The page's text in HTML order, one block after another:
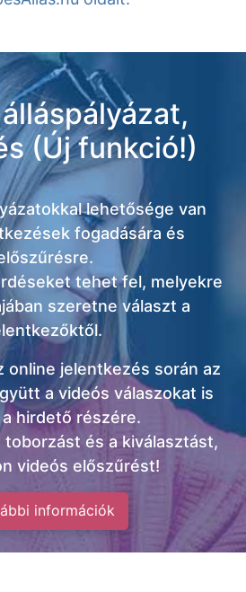
(Új funkció!)
lehetősége van
fogadására és
tehet fel, melyekre
szeretne választ a
online jelentkezés során az
a videós válaszokat is
hirdető részére.
toborzást és a kiválasztást,
videós előszűrést!
információk